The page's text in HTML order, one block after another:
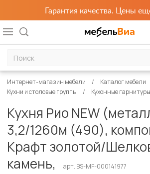
Гарантия качества. Цены
Интернет-магазин мебели
Каталог мебели
Кухни и столовые группы
Кухонные гарнитуры
Кухня Рио NEW
3,2/1260м (490),
Крафт золотой/
камень,
арт. BS-MF-000141977